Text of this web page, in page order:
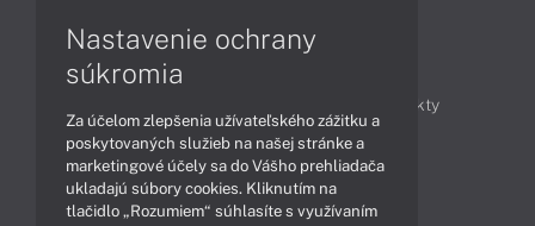
Produkty
Technológie
Videá
Obsah
Nastavenie ochrany
súkromia
Za účelom zlepšenia užívateľského zážitku a
poskytovaných služieb na našej stránke a
marketingové účely sa do Vášho prehliadača
ukladajú súbory cookies. Kliknutím na
tlačidlo „Rozumiem“ súhlasíte s využívaním